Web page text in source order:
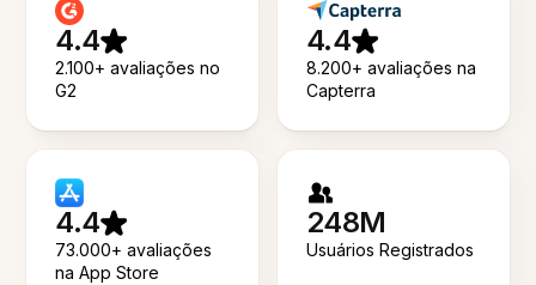
4.4
2.100+ avaliações no
G2
4.4
8.200+ avaliações na
Capterra
4.4
73.000+ avaliações
na App Store
248M
Usuários Registrados